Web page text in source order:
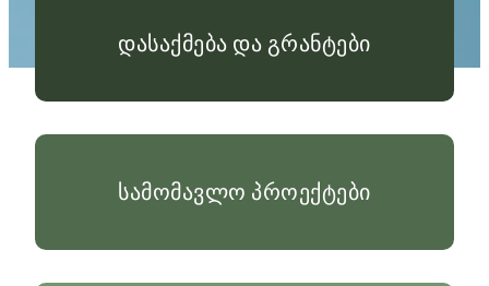
დასაქმება და გრანტები
სამომავლო პროექტები